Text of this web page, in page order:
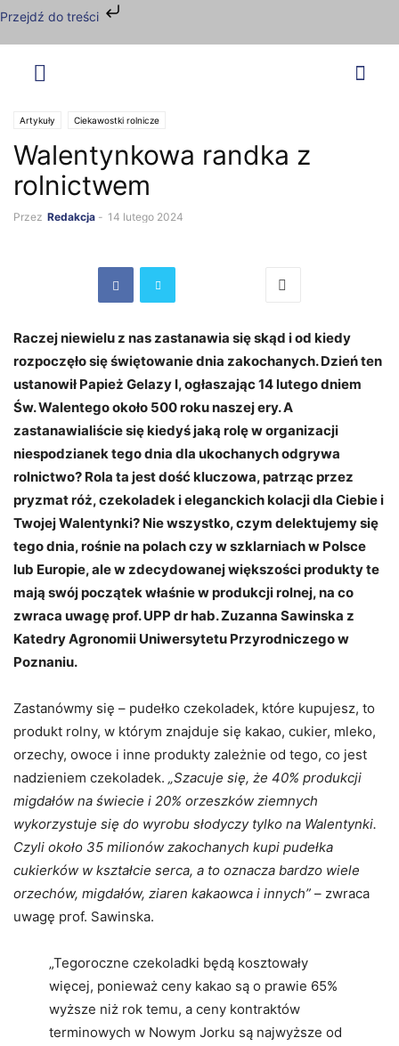
Przejdź do treści
Artykuły Ciekawostki rolnicze
Walentynkowa randka z
rolnictwem
Przez Redakcja - 14 lutego 2024
Raczej niewielu z nas zastanawia się skąd i od kiedy
rozpoczęło się świętowanie dnia zakochanych. Dzień ten
ustanowił Papież Gelazy I, ogłaszając 14 lutego dniem
Św. Walentego około 500 roku naszej ery. A
zastanawialiście się kiedyś jaką rolę w organizacji
niespodzianek tego dnia dla ukochanych odgrywa
rolnictwo? Rola ta jest dość kluczowa, patrząc przez
pryzmat róż, czekoladek i eleganckich kolacji dla Ciebie i
Twojej Walentynki? Nie wszystko, czym delektujemy się
tego dnia, rośnie na polach czy w szklarniach w Polsce
lub Europie, ale w zdecydowanej większości produkty te
mają swój początek właśnie w produkcji rolnej, na co
zwraca uwagę prof. UPP dr hab. Zuzanna Sawinska z
Katedry Agronomii Uniwersytetu Przyrodniczego w
Poznaniu.
Zastanówmy się – pudełko czekoladek, które kupujesz, to
produkt rolny, w którym znajduje się kakao, cukier, mleko,
orzechy, owoce i inne produkty zależnie od tego, co jest
nadzieniem czekoladek. „Szacuje się, że 40% produkcji
migdałów na świecie i 20% orzeszków ziemnych
wykorzystuje się do wyrobu słodyczy tylko na Walentynki.
Czyli około 35 milionów zakochanych kupi pudełka
cukierków w kształcie serca, a to oznacza bardzo wiele
orzechów, migdałów, ziaren kakaowca i innych” – zwraca
uwagę prof. Sawinska.
„Tegoroczne czekoladki będą kosztowały
więcej, ponieważ ceny kakao są o prawie 65%
wyższe niż rok temu, a ceny kontraktów
terminowych w Nowym Jorku są najwyższe od